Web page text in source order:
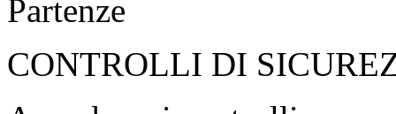
Partenze
CONTROLLI DI